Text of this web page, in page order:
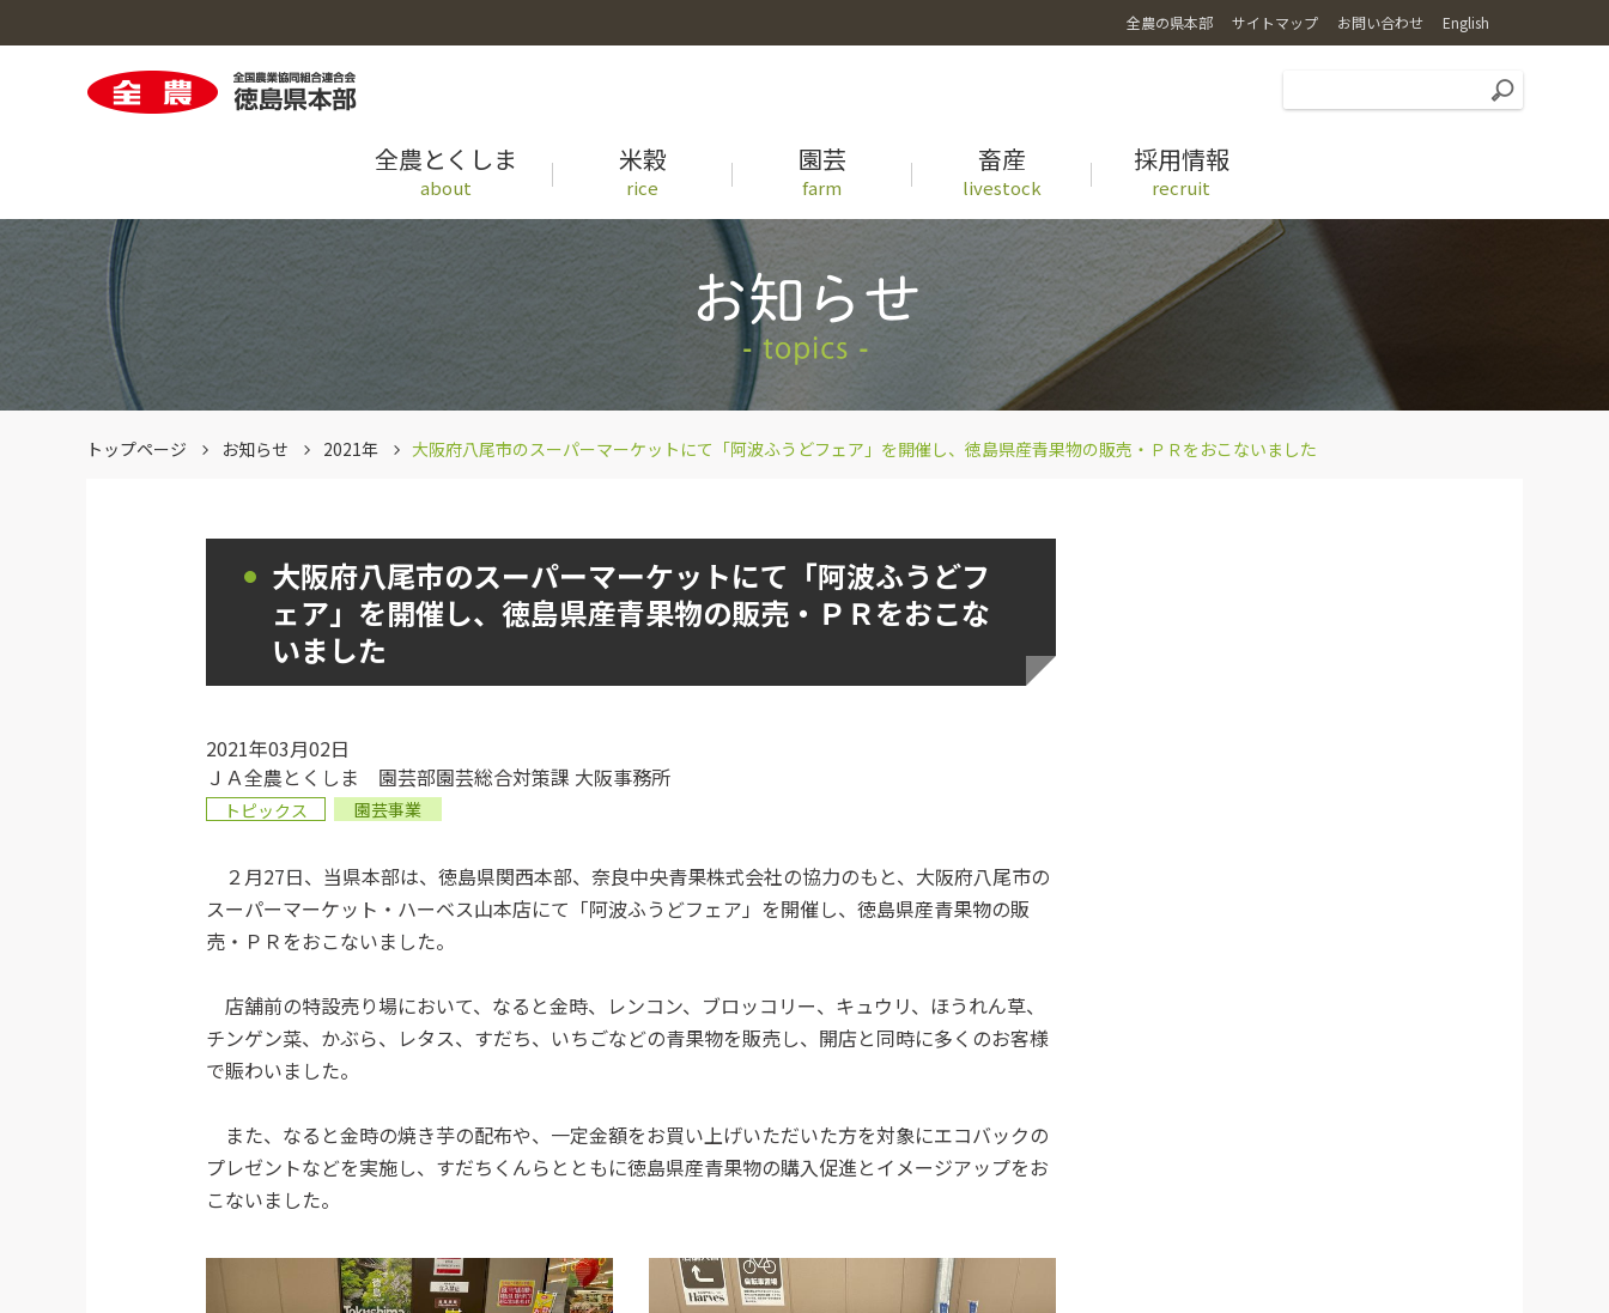
全農の県本部 サイトマップ お問い合わせ English
全農とくしま
about
米穀
rice
園芸
farm
畜産
livestock
採用情報
recruit
全農とくしまのトップへ
米穀のトップへ 徳島県産米の生育状況一覧 特別栽培米コシヒカリ乙姫米
園芸のトップへ 青果物出荷カレンダー
畜産のトップへ 牛セリ市況一覧
採用情報のトップへ 先輩職員の声
トップページ お知らせ 2021年 大阪府八尾市のスーパーマーケットにて「阿波ふうどフェア」を開催し、徳島県産青果物の販売・ＰＲをおこないました
大阪府八尾市のスーパーマーケットにて「阿波ふうどフ
ェア」を開催し、徳島県産青果物の販売・ＰＲをおこな
いました
2021年03月02日
ＪＡ全農とくしま 園芸部園芸総合対策課 大阪事務所
トピックス 園芸事業
２月27日、当県本部は、徳島県関西本部、奈良中央青果株式会社の協力のもと、大阪府八尾市の
スーパーマーケット・ハーベス山本店にて「阿波ふうどフェア」を開催し、徳島県産青果物の販
売・ＰＲをおこないました。
店舗前の特設売り場において、なると金時、レンコン、ブロッコリー、キュウリ、ほうれん草、
チンゲン菜、かぶら、レタス、すだち、いちごなどの青果物を販売し、開店と同時に多くのお客様
で賑わいました。
また、なると金時の焼き芋の配布や、一定金額をお買い上げいただいた方を対象にエコバックの
プレゼントなどを実施し、すだちくんらとともに徳島県産青果物の購入促進とイメージアップをお
こないました。